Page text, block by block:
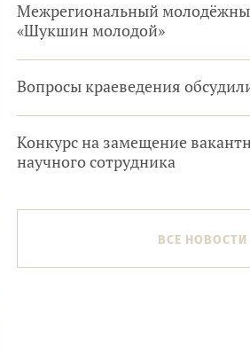
Межрегиональный
«Шукшин молодой»
Вопросы краеведения
Конкурс на замещение
научного сотрудника
ВСЕ НОВОСТИ